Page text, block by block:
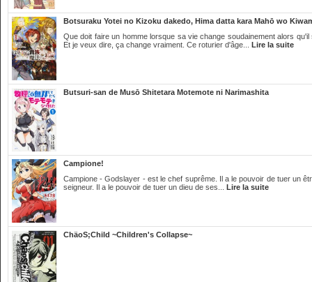
Botsuraku Yotei no Kizoku dakedo, Hima datta kara Mahō wo
Que doit faire un homme lorsque sa vie change soudainement alors
Et je veux dire, ça change vraiment. Ce roturier d'âge... Lire la suite
Butsuri-san de Musō Shitetara Motemote ni Narimashita
Campione!
Campione - Godslayer - est le chef suprême. Il a le pouvoir de tuer un
seigneur. Il a le pouvoir de tuer un dieu de ses... Lire la suite
ChäoS;Child ~Children's Collapse~